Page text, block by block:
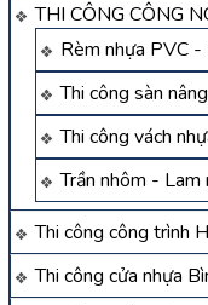
THI CÔNG CÔNG
Rèm nhựa PVC -
Thi công sàn
Thi công vách
Trần nhôm -
Thi công công trình
Thi công cửa nhựa